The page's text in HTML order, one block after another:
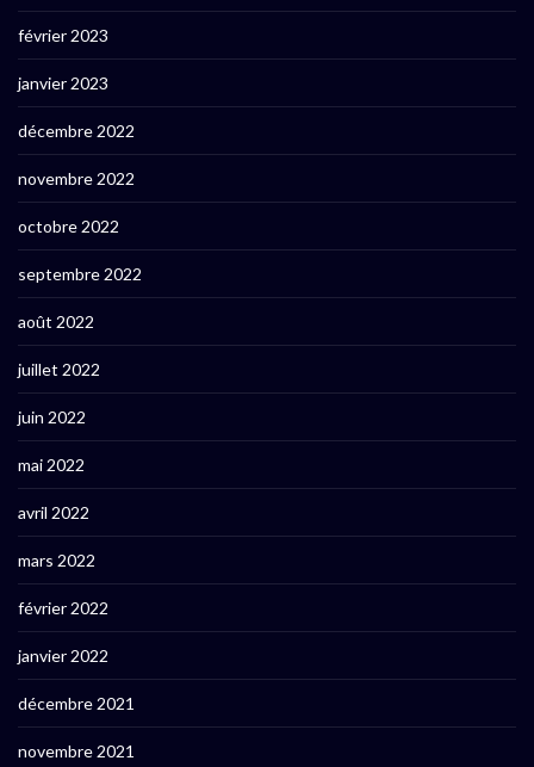
février 2023
janvier 2023
décembre 2022
novembre 2022
octobre 2022
septembre 2022
août 2022
juillet 2022
juin 2022
mai 2022
avril 2022
mars 2022
février 2022
janvier 2022
décembre 2021
novembre 2021